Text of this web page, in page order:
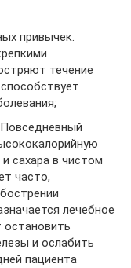
привычек.
течение
сахара в чистом
часто,
лечебное
остановить
и ослабить
пациента